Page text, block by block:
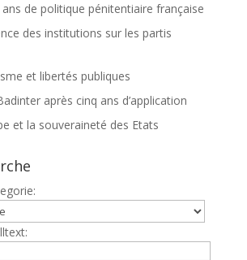
ans de politique pénitentiaire française
des institutions sur les partis
et libertés publiques
après cinq ans d’application
et la souveraineté des Etats